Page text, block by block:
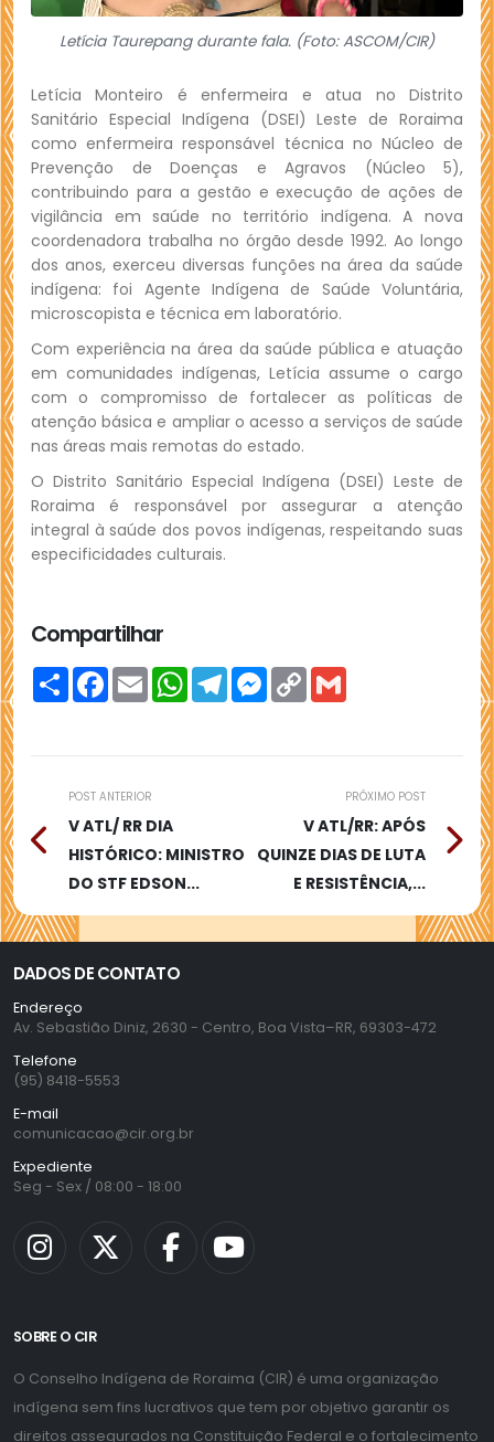
Letícia Taurepang durante fala. (Foto: ASCOM/CIR)
Letícia Monteiro é enfermeira e atua no Distrito
Sanitário Especial Indígena (DSEI) Leste de Roraima
como enfermeira responsável técnica no Núcleo de
Prevenção de Doenças e Agravos (Núcleo 5),
contribuindo para a gestão e execução de ações de
vigilância em saúde no território indígena. A nova
coordenadora trabalha no órgão desde 1992. Ao longo
dos anos, exerceu diversas funções na área da saúde
indígena: foi Agente Indígena de Saúde Voluntária,
microscopista e técnica em laboratório.
Com experiência na área da saúde pública e atuação
em comunidades indígenas, Letícia assume o cargo
com o compromisso de fortalecer as políticas de
atenção básica e ampliar o acesso a serviços de saúde
nas áreas mais remotas do estado.
O Distrito Sanitário Especial Indígena (DSEI) Leste de
Roraima é responsável por assegurar a atenção
integral à saúde dos povos indígenas, respeitando suas
especificidades culturais.
Compartilhar
Compartilhar
Facebook
Email WhatsAppTelegramMessenger
Copy
Link
POST ANTERIOR
V ATL/ RR DIA
HISTÓRICO: MINISTRO
DO STF EDSON...
PRÓXIMO POST
V ATL/RR: APÓS
QUINZE DIAS DE LUTA
E RESISTÊNCIA,...
DADOS DE CONTATO
Endereço
Av. Sebastião Diniz, 2630 - Centro, Boa Vista–RR, 69303-472
Telefone
(95) 8418-5553
E-mail
comunicacao@cir.org.br
Expediente
Seg - Sex / 08:00 - 18:00
SOBRE O CIR
O Conselho Indígena de Roraima (CIR) é uma organização
indígena sem fins lucrativos que tem por objetivo garantir os
direitos assegurados na Constituição Federal e o fortalecimento